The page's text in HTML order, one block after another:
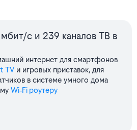
с и 239 каналов ТВ в
интернет для смартфонов
TV и игровых приставок, для
в системе умного дома
Wi‑Fi роутеру